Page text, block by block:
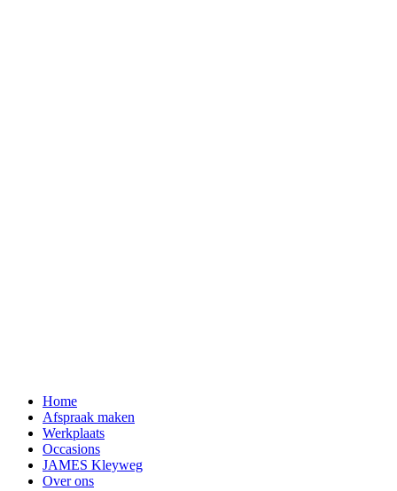
Home
Afspraak maken
Werkplaats
Occasions
JAMES Kleyweg
Over ons